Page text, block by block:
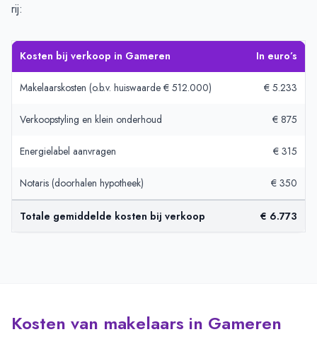
rij:
Kosten bij verkoop in Gameren In euro’s
Makelaarskosten (o.b.v. huiswaarde € 512.000) € 5.233
Verkoopstyling en klein onderhoud € 875
Energielabel aanvragen € 315
Notaris (doorhalen hypotheek) € 350
Totale gemiddelde kosten bij verkoop € 6.773
Kosten van makelaars in Gameren